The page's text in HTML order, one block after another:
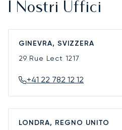
I Nostri Uffici
GINEVRA, SVIZZERA
29 Rue Lect 1217
+41 22 782 12 12
LONDRA, REGNO UNITO